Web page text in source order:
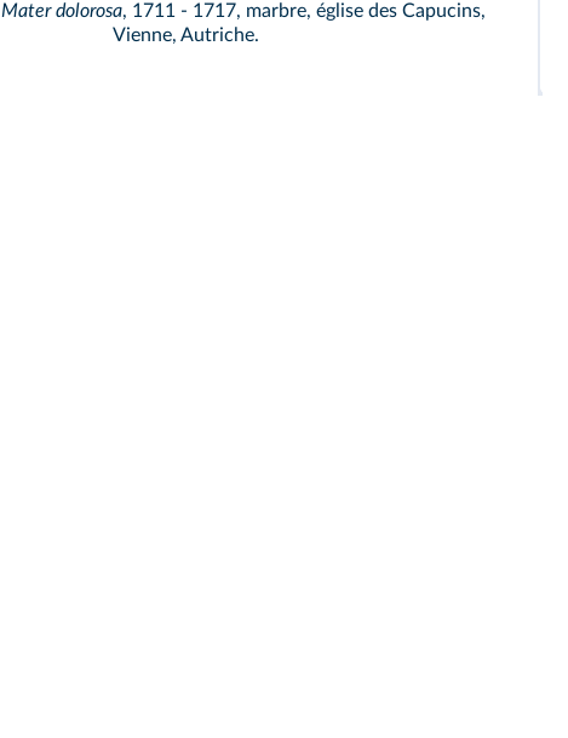
Mater dolorosa, 1711 - 1717, marbre, église des Capucins,
Vienne, Autriche.